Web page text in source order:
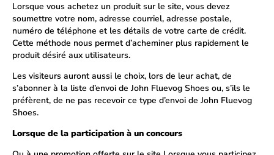
Lorsque vous achetez un produit sur le site, vous devez
soumettre votre nom, adresse courriel, adresse postale,
numéro de téléphone et les détails de votre carte de crédit.
Cette méthode nous permet d’acheminer plus rapidement le
produit désiré aux utilisateurs.
Les visiteurs auront aussi le choix, lors de leur achat, de
s’abonner à la liste d’envoi de John Fluevog Shoes ou, s’ils le
préfèrent, de ne pas recevoir ce type d’envoi de John Fluevog
Shoes.
Lorsque de la participation à un concours